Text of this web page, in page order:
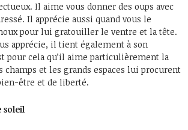
Il aime vous donner des oups avec
Il apprécie aussi quand vous le
pour lui gratouiller le ventre et la tête.
apprécie, il tient également à son
pour cela qu’il aime particulièrement la
champs et les grands espaces lui procurent
être et de liberté.
soleil